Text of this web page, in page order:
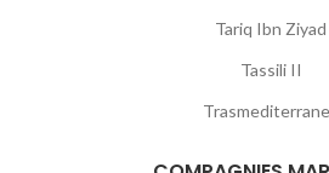
Tariq Ibn Ziyad
Tassili II